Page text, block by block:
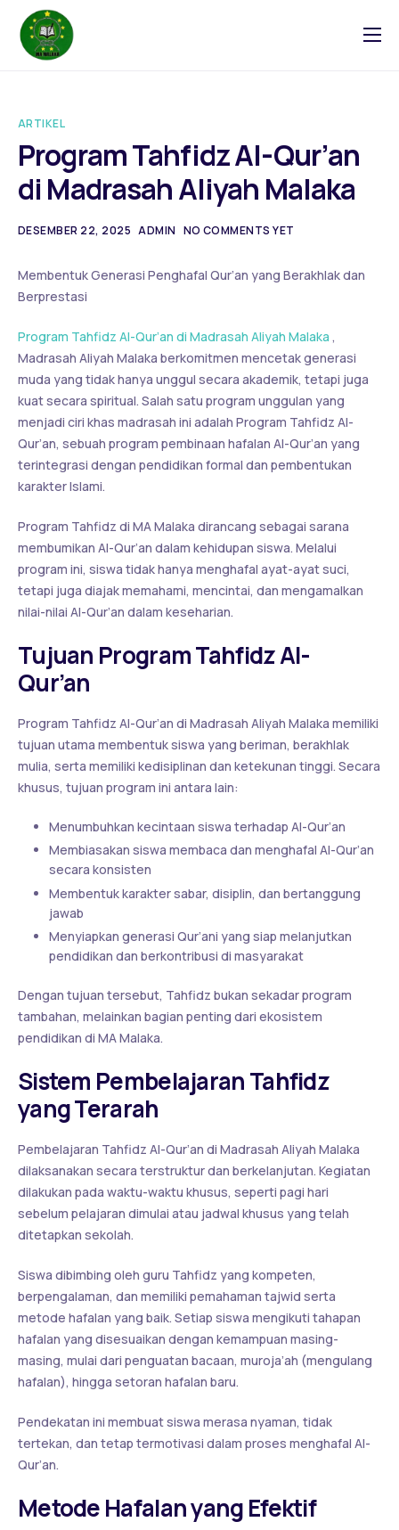
Tentang
Kontak
ARTIKEL
Program Tahfidz Al-Qur’an
di Madrasah Aliyah Malaka
DESEMBER 22, 2025 ADMIN NO COMMENTS YET
Membentuk Generasi Penghafal Qur’an yang Berakhlak dan
Berprestasi
Program Tahfidz Al-Qur’an di Madrasah Aliyah Malaka ,
Madrasah Aliyah Malaka berkomitmen mencetak generasi
muda yang tidak hanya unggul secara akademik, tetapi juga
kuat secara spiritual. Salah satu program unggulan yang
menjadi ciri khas madrasah ini adalah Program Tahfidz Al-
Qur’an, sebuah program pembinaan hafalan Al-Qur’an yang
terintegrasi dengan pendidikan formal dan pembentukan
karakter Islami.
Program Tahfidz di MA Malaka dirancang sebagai sarana
membumikan Al-Qur’an dalam kehidupan siswa. Melalui
program ini, siswa tidak hanya menghafal ayat-ayat suci,
tetapi juga diajak memahami, mencintai, dan mengamalkan
nilai-nilai Al-Qur’an dalam keseharian.
Tujuan Program Tahfidz Al-
Qur’an
Program Tahfidz Al-Qur’an di Madrasah Aliyah Malaka memiliki
tujuan utama membentuk siswa yang beriman, berakhlak
mulia, serta memiliki kedisiplinan dan ketekunan tinggi. Secara
khusus, tujuan program ini antara lain:
Menumbuhkan kecintaan siswa terhadap Al-Qur’an
Membiasakan siswa membaca dan menghafal Al-Qur’an
secara konsisten
Membentuk karakter sabar, disiplin, dan bertanggung
jawab
Menyiapkan generasi Qur’ani yang siap melanjutkan
pendidikan dan berkontribusi di masyarakat
Dengan tujuan tersebut, Tahfidz bukan sekadar program
tambahan, melainkan bagian penting dari ekosistem
pendidikan di MA Malaka.
Sistem Pembelajaran Tahfidz
yang Terarah
Pembelajaran Tahfidz Al-Qur’an di Madrasah Aliyah Malaka
dilaksanakan secara terstruktur dan berkelanjutan. Kegiatan
dilakukan pada waktu-waktu khusus, seperti pagi hari
sebelum pelajaran dimulai atau jadwal khusus yang telah
ditetapkan sekolah.
Siswa dibimbing oleh guru Tahfidz yang kompeten,
berpengalaman, dan memiliki pemahaman tajwid serta
metode hafalan yang baik. Setiap siswa mengikuti tahapan
hafalan yang disesuaikan dengan kemampuan masing-
masing, mulai dari penguatan bacaan, muroja’ah (mengulang
hafalan), hingga setoran hafalan baru.
Pendekatan ini membuat siswa merasa nyaman, tidak
tertekan, dan tetap termotivasi dalam proses menghafal Al-
Qur’an.
Metode Hafalan yang Efektif